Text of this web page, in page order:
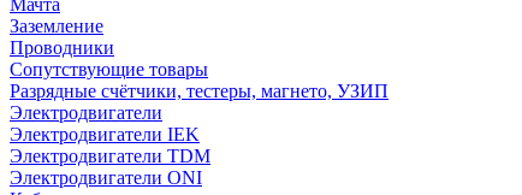
Мачта
Заземление
Проводники
Сопутствующие товары
Разрядные счётчики, тестеры, магнето, УЗИП
Электродвигатели
Электродвигатели IEK
Электродвигатели TDM
Электродвигатели ONI